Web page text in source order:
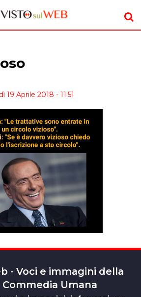
19 Aprile 2018 - 11:51
- Voci e immagini della
Umana